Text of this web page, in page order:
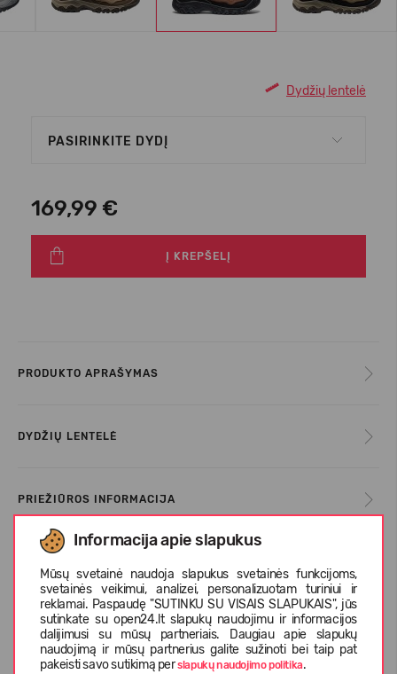
Informacija apie slapukus
Mūsų svetainė naudoja slapukus svetainės funkcijoms,
svetainės veikimui, analizei, personalizuotam turiniui ir
reklamai. Paspaudę "SUTINKU SU VISAIS SLAPUKAIS", jūs
sutinkate su open24.lt slapukų naudojimu ir informacijos
dalijimusi su mūsų partneriais. Daugiau apie slapukų
naudojimą ir mūsų partnerius galite sužinoti bei taip pat
pakeisti savo sutikimą perslapukų naudojimo politika.
Dydžių lentelė
PASIRINKITE DYDĮ
169,99 €
Į KREPŠELĮ
PRODUKTO APRAŠYMAS
DYDŽIŲ LENTELĖ
PRIEŽIŪROS INFORMACIJA
KLIENTŲ ATSILIEPIMAI (0)